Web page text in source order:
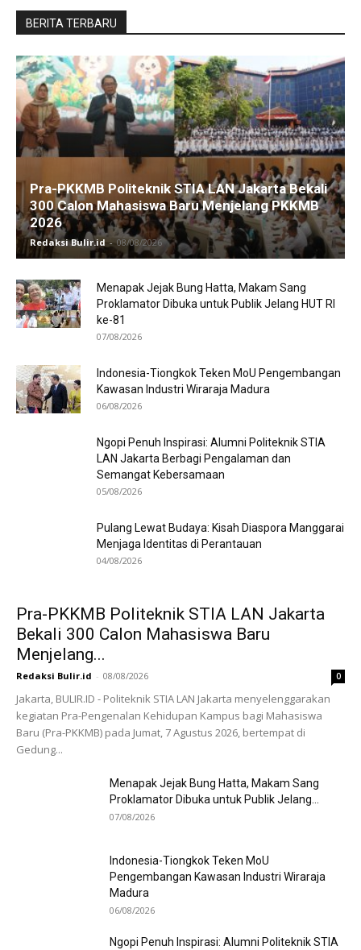
BERITA TERBARU
Pra-PKKMB Politeknik STIA LAN Jakarta Bekali
300 Calon Mahasiswa Baru Menjelang PKKMB
2026
Redaksi Bulir.id - 08/08/2026
Menapak Jejak Bung Hatta, Makam Sang
Proklamator Dibuka untuk Publik Jelang HUT RI
ke-81
07/08/2026
Indonesia-Tiongkok Teken MoU Pengembangan
Kawasan Industri Wiraraja Madura
06/08/2026
Ngopi Penuh Inspirasi: Alumni Politeknik STIA
LAN Jakarta Berbagi Pengalaman dan
Semangat Kebersamaan
05/08/2026
Pulang Lewat Budaya: Kisah Diaspora Manggarai
Menjaga Identitas di Perantauan
04/08/2026
Pra-PKKMB Politeknik STIA LAN Jakarta
Bekali 300 Calon Mahasiswa Baru
Menjelang...
Redaksi Bulir.id - 08/08/2026 0
Jakarta, BULIR.ID - Politeknik STIA LAN Jakarta menyelenggarakan
kegiatan Pra-Pengenalan Kehidupan Kampus bagi Mahasiswa
Baru (Pra-PKKMB) pada Jumat, 7 Agustus 2026, bertempat di
Gedung...
Menapak Jejak Bung Hatta, Makam Sang
Proklamator Dibuka untuk Publik Jelang...
07/08/2026
Indonesia-Tiongkok Teken MoU
Pengembangan Kawasan Industri Wiraraja
Madura
06/08/2026
Ngopi Penuh Inspirasi: Alumni Politeknik STIA